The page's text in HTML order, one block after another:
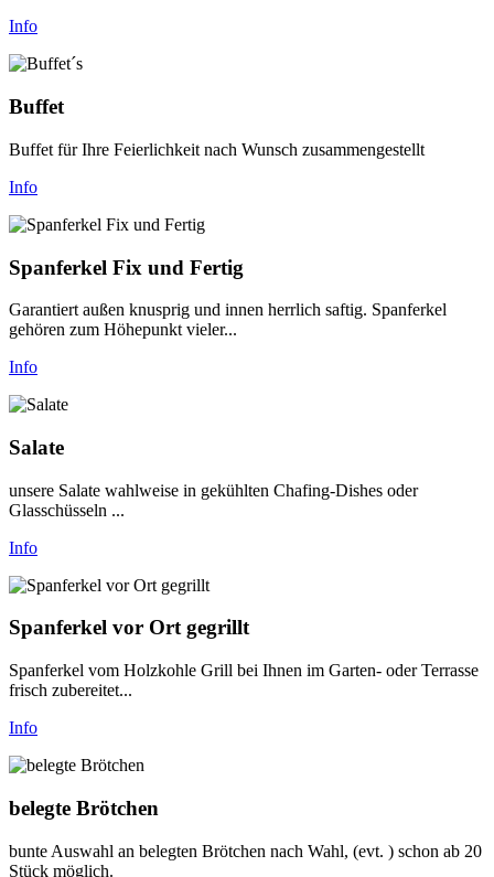
Info
Buffet
Buffet für Ihre Feierlichkeit nach Wunsch zusammengestellt
Info
Spanferkel Fix und Fertig
Garantiert außen knusprig und innen herrlich saftig. Spanferkel
gehören zum Höhepunkt vieler...
Info
Salate
unsere Salate wahlweise in gekühlten Chafing-Dishes oder
Glasschüsseln ...
Info
Spanferkel vor Ort gegrillt
Spanferkel vom Holzkohle Grill bei Ihnen im Garten- oder Terrasse
frisch zubereitet...
Info
belegte Brötchen
bunte Auswahl an belegten Brötchen nach Wahl, (evt. ) schon ab 20
Stück möglich.